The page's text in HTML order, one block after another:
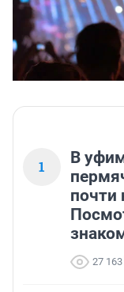
1
В
почти
27 163